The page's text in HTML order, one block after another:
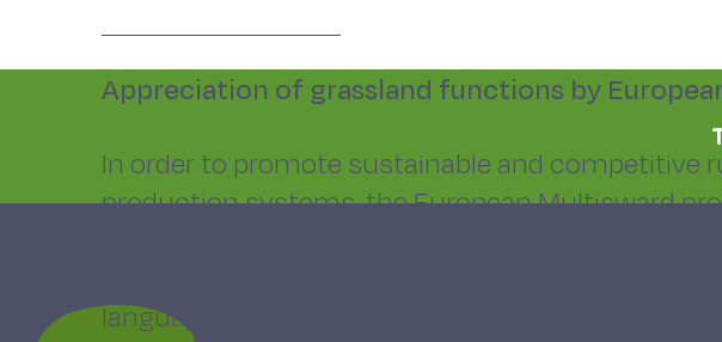
Appreciation of grassland functions by
In order to promote sustainable and competitive
production systems, the European Multisward
languages, in order to better understand the